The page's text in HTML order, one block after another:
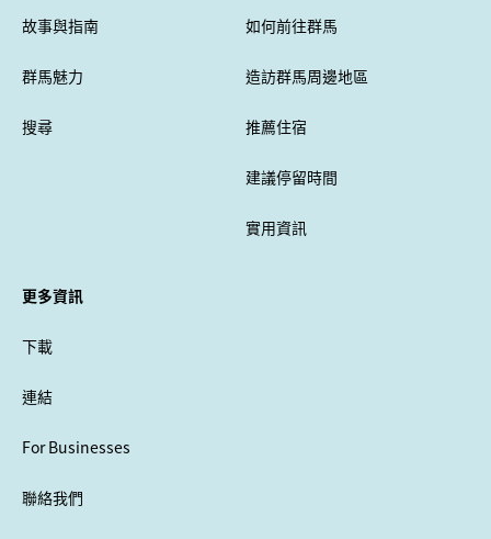
故事與指南
群馬魅力
搜尋
如何前往群馬
造訪群馬周邊地區
推薦住宿
建議停留時間
實用資訊
更多資訊
下載
連結
For Businesses
聯絡我們